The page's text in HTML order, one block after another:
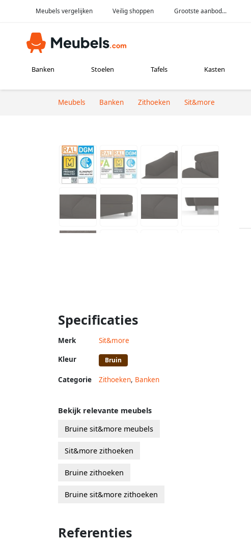
Meubels vergelijken Veilig shoppen Grootste aanbod...
Banken Stoelen Tafels Kasten
Meubels Banken Zithoeken Sit&more
Specificaties
Merk Sit&more
Kleur Bruin
Categorie Zithoeken, Banken
Bekijk relevante meubels
Bruine sit&more meubels
Sit&more zithoeken
Bruine zithoeken
Bruine sit&more zithoeken
Referenties